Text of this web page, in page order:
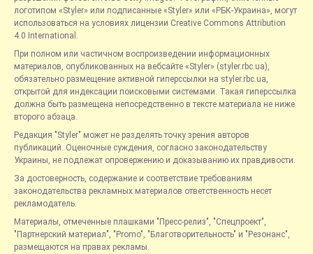
логотипом «Styler» или подписанные «Styler» или «РБК-Украина», могут
использоваться на условиях лицензии Creative Commons Attribution
4.0 International.
При полном или частичном воспроизведении информационных
материалов, опубликованных на вебсайте «Styler» (styler.rbc.ua),
обязательно размещение активной гиперссылки на styler.rbc.ua,
открытой для индексации поисковыми системами. Такая гиперссылка
должна быть размещена непосредственно в тексте материала не ниже
второго абзаца.
Редакция "Styler" может не разделять точку зрения авторов
публикаций. Оценочные суждения, согласно законодательству
Украины, не подлежат опровержению и доказыванию их правдивости.
За достоверность, содержание и соответствие требованиям
законодательства рекламных материалов ответственность несет
рекламодатель.
Материалы, отмеченные плашками "Пресс-релиз", "Спецпроект",
"Партнерский материал", "Promo", "Благотворительность" и "Резонанс",
размещаются на правах рекламы.